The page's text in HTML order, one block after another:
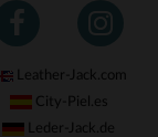
Leather-Jack.com
City-Piel.es
Leder-Jack.de